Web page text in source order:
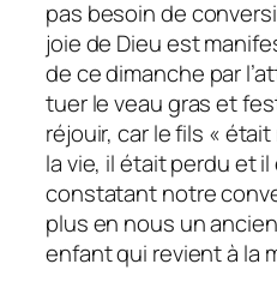
pas besoin de
joie de Dieu est
de ce dimanche par
tuer le veau gras et
réjouir, car le fils «
la vie, il était perdu et
constatant notre
plus en nous un
enfant qui revient à la